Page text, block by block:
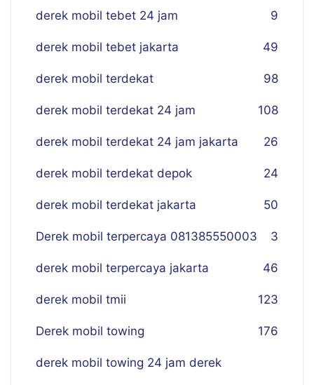
derek mobil tebet 24 jam 9
derek mobil tebet jakarta 49
derek mobil terdekat 98
derek mobil terdekat 24 jam 108
derek mobil terdekat 24 jam jakarta 26
derek mobil terdekat depok 24
derek mobil terdekat jakarta 50
Derek mobil terpercaya 081385550003 3
derek mobil terpercaya jakarta 46
derek mobil tmii 123
Derek mobil towing 176
derek mobil towing 24 jam derek